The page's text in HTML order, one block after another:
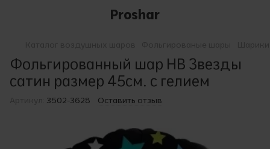
Proshar
Фольгированный шар НВ Звезды
сатин размер 45см. с гелием
3502-3628 Оставить отзыв